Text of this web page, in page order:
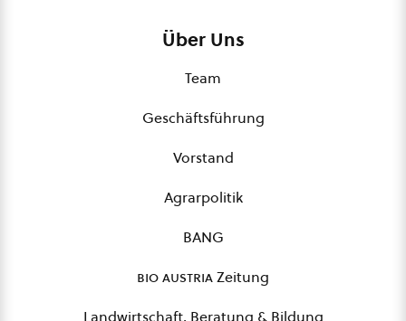
Über Uns
Team
Geschäftsführung
Vorstand
Agrarpolitik
BANG
bio austriaZeitung
Landwirtschaft, Beratung & Bildung